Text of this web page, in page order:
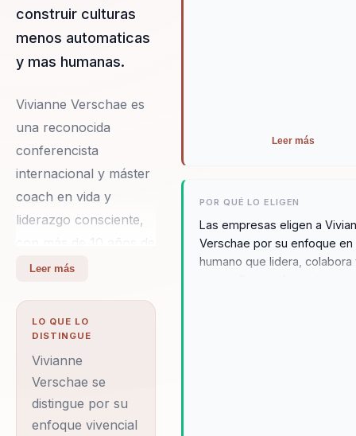
construir culturas
menos automaticas
y mas humanas.
Vivianne Verschae es
una reconocida
conferencista
internacional y máster
coach en vida y
liderazgo consciente,
experiencia en el
transformación
emocional y el
neuro‑encoding. Su
enfoque único integra
la neurociencia, la
empatía y el
Leer más
LO QUE LO
DISTINGUE
Vivianne
Verschae se
distingue por su
enfoque vivencial
Leer más
POR QUÉ LO ELIGEN
Las empresas eligen a
Verschae por su enfoque en
humano que lidera, colabora